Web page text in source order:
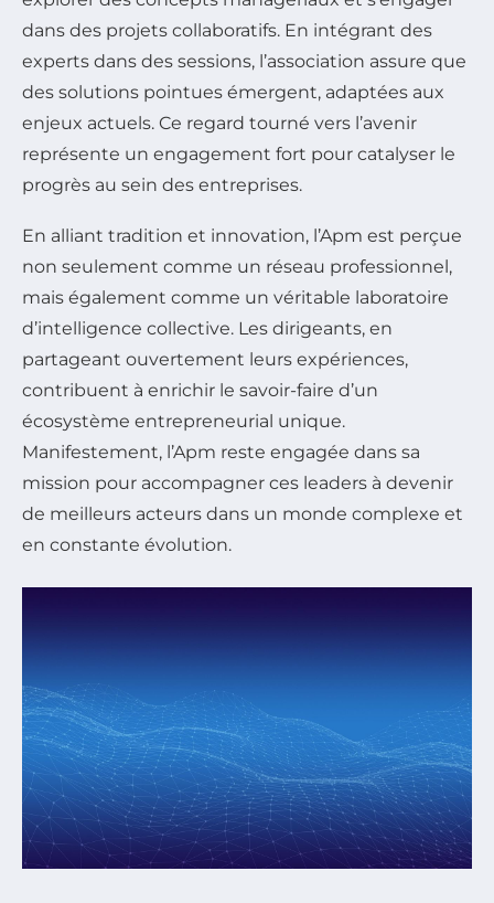
dans des projets collaboratifs. En intégrant des
experts dans des sessions, l’association assure que
des solutions pointues émergent, adaptées aux
enjeux actuels. Ce regard tourné vers l’avenir
représente un engagement fort pour catalyser le
progrès au sein des entreprises.
En alliant tradition et innovation, l’Apm est perçue
non seulement comme un réseau professionnel,
mais également comme un véritable laboratoire
d’intelligence collective. Les dirigeants, en
partageant ouvertement leurs expériences,
contribuent à enrichir le savoir-faire d’un
écosystème entrepreneurial unique.
Manifestement, l’Apm reste engagée dans sa
mission pour accompagner ces leaders à devenir
de meilleurs acteurs dans un monde complexe et
en constante évolution.